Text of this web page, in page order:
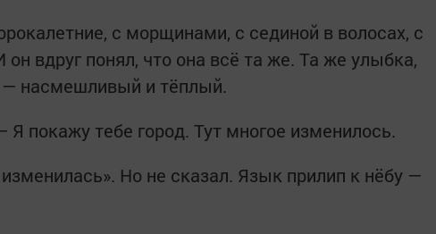
с морщинами, с сединой в волосах, с
вдруг понял, что она всё та же. Та же улыбка,
— насмешливый и тёплый.
покажу тебе город. Тут многое изменилось.
Но не сказал. Язык прилип к нёбу —